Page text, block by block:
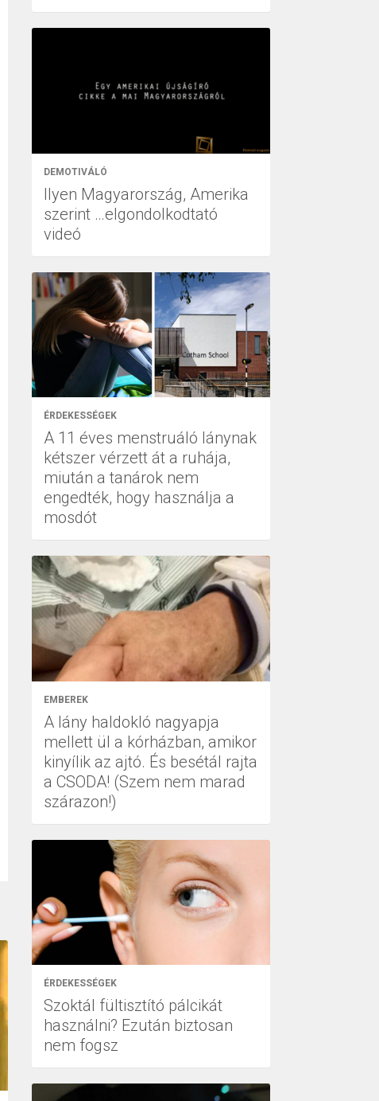
DEMOTIVÁLÓ
Ilyen Magyarország, Amerika
szerint …elgondolkodtató
videó
ÉRDEKESSÉGEK
A 11 éves menstruáló lánynak
kétszer vérzett át a ruhája,
miután a tanárok nem
engedték, hogy használja a
mosdót
EMBEREK
A lány haldokló nagyapja
mellett ül a kórházban, amikor
kinyílik az ajtó. És besétál rajta
a CSODA! (Szem nem marad
szárazon!)
ÉRDEKESSÉGEK
Szoktál fültisztító pálcikát
használni? Ezután biztosan
nem fogsz